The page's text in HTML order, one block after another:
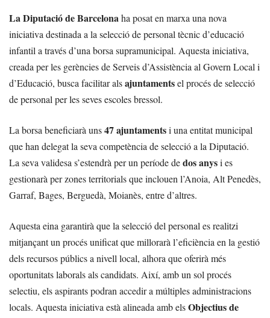
La Diputació de Barcelonaha posat en marxa una nova
iniciativa destinada a la selecció de personal tècnic d’educació
infantil a través d’una borsa supramunicipal. Aquesta iniciativa,
creada per les gerències de Serveis d’Assistència al Govern Local i
d’Educació, busca facilitar alsajuntamentsel procés de selecció
de personal per les seves escoles bressol.
La borsa beneficiarà uns47 ajuntamentsi una entitat municipal
que han delegat la seva competència de selecció a la Diputació.
La seva validesa s’estendrà per un període dedos anysi es
gestionarà per zones territorials que inclouen l’Anoia, Alt Penedès,
Garraf, Bages, Berguedà, Moianès, entre d’altres.
Aquesta eina garantirà que la selecció del personal es realitzi
mitjançant un procés unificat que millorarà l’eficiència en la gestió
dels recursos públics a nivell local, alhora que oferirà més
oportunitats laborals als candidats. Així, amb un sol procés
selectiu, els aspirants podran accedir a múltiples administracions
locals. Aquesta iniciativa està alineada amb elsObjectius de